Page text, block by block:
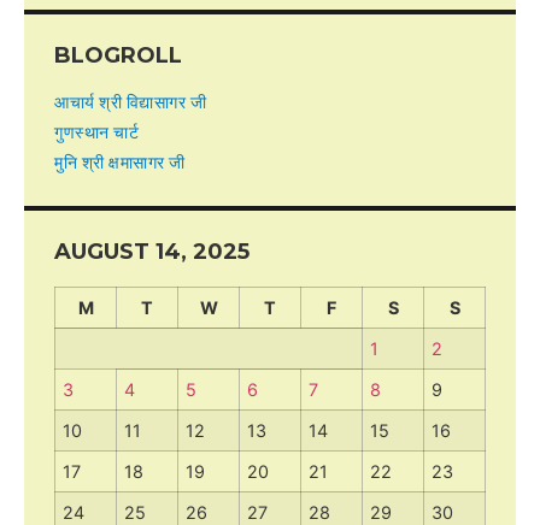
BLOGROLL
आचार्य श्री विद्यासागर जी
गुणस्थान चार्ट
मुनि श्री क्षमासागर जी
AUGUST 14, 2025
M T W T F S
S
1
2
3
4 5 6 7 8
9
10
11 12 13 14 15
16
17
18 19 20 21 22
23
24
25 26 27 28 29
30